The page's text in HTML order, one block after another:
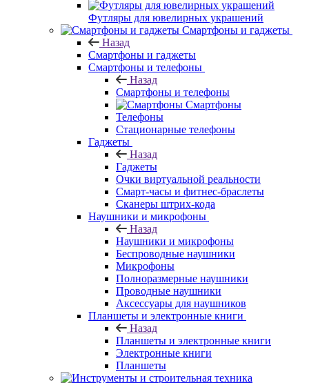
Футляры для ювелирных украшений
Смартфоны и гаджеты
Назад
Смартфоны и гаджеты
Смартфоны и телефоны
Назад
Смартфоны и телефоны
Смартфоны
Телефоны
Стационарные телефоны
Гаджеты
Назад
Гаджеты
Очки виртуальной реальности
Смарт-часы и фитнес-браслеты
Сканеры штрих-кода
Наушники и микрофоны
Назад
Наушники и микрофоны
Беспроводные наушники
Микрофоны
Полноразмерные наушники
Проводные наушники
Аксессуары для наушников
Планшеты и электронные книги
Назад
Планшеты и электронные книги
Электронные книги
Планшеты